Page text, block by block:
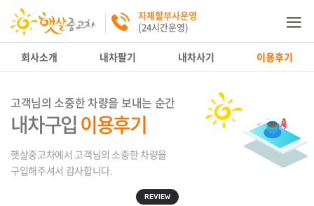
자체할부사운영
(24시간운영)
회사소개 내차팔기 내차사기 이용후기
고객님의 소중한 차량을 보내는 순간
내차구입이용후기
햇살중고차에서 고객님의 소중한 차량을
구입해주셔서 감사합니다.
REVIEW